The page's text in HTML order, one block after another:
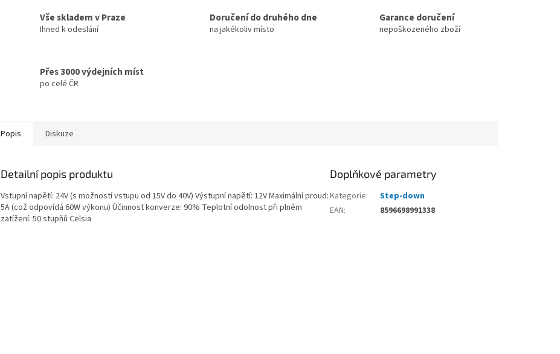
Vše skladem v Praze
Ihned k odeslání
Doručení do druhého dne
na jakékoliv místo
Garance doručení
nepoškozeného zboží
Přes 3000 výdejních míst
po celé ČR
Popis Diskuze
Detailní popis produktu
Vstupní napětí: 24V (s možností vstupu od 15V do 40V) Výstupní napětí: 12V Maximální proud:
5A (což odpovídá 60W výkonu) Účinnost konverze: 90% Teplotní odolnost při plném
zatížení: 50 stupňů Celsia
Doplňkové parametry
Kategorie:
Step-down
EAN: 8596698991338